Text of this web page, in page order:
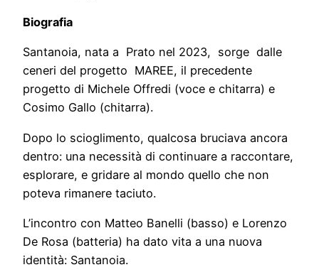
Biografia
Santanoia, nata a Prato nel 2023, sorge dalle
ceneri del progetto MAREE, il precedente
progetto di Michele Offredi (voce e chitarra) e
Cosimo Gallo (chitarra).
Dopo lo scioglimento, qualcosa bruciava ancora
dentro: una necessità di continuare a raccontare,
esplorare, e gridare al mondo quello che non
poteva rimanere taciuto.
L’incontro con Matteo Banelli (basso) e Lorenzo
De Rosa (batteria) ha dato vita a una nuova
identità: Santanoia.